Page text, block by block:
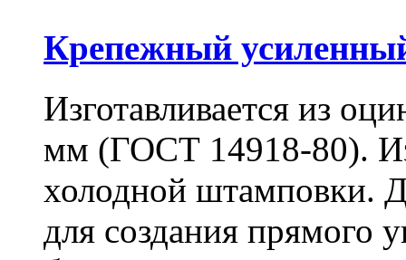
Крепежный
Изготавливается из
мм (ГОСТ 14918-80).
холодной штамповки.
для создания прямого